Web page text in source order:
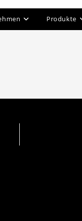
Produkte